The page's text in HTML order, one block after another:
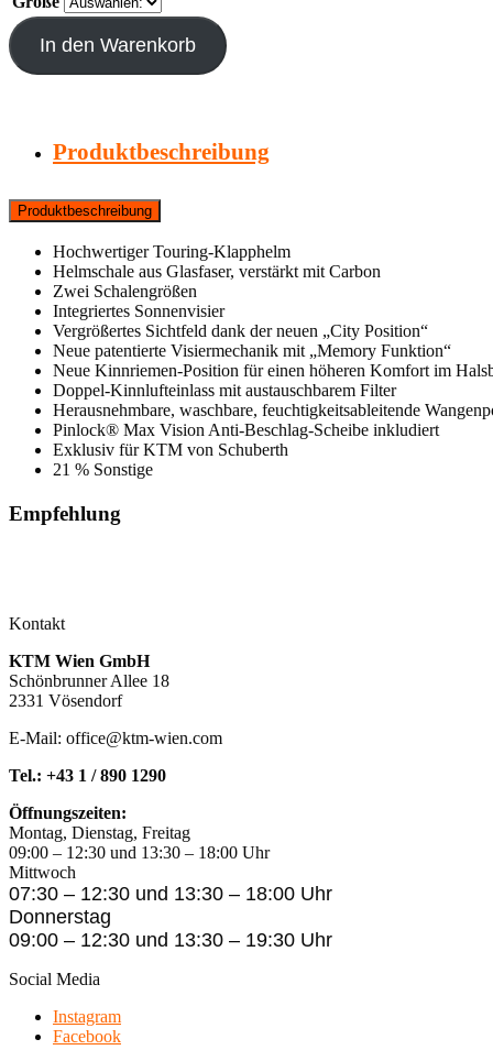
In den Warenkorb
Produktbeschreibung
Produktbeschreibung
Hochwertiger Touring-Klapphelm
Helmschale aus Glasfaser, verstärkt mit Carbon
Zwei Schalengrößen
Integriertes Sonnenvisier
Vergrößertes Sichtfeld dank der neuen „City Position“
Neue patentierte Visiermechanik mit „Memory Funktion“
Neue Kinnriemen-Position für einen höheren Komfort im
Doppel-Kinnlufteinlass mit austauschbarem Filter
Herausnehmbare, waschbare, feuchtigkeitsableitende
Pinlock® Max Vision Anti-Beschlag-Scheibe inkludiert
Exklusiv für KTM von Schuberth
21 % Sonstige
Empfehlung
Kontakt
KTM Wien GmbH
Schönbrunner Allee 18
2331 Vösendorf
E-Mail: office@ktm-wien.com
Tel.: +43 1 / 890 1290
Öffnungszeiten:
Montag, Dienstag, Freitag
09:00 – 12:30 und 13:30 – 18:00 Uhr
Mittwoch
07:30 – 12:30 und 13:30 – 18:00 Uhr
Donnerstag
09:00 – 12:30 und 13:30 – 19:30 Uhr
Social Media
Instagram
Facebook